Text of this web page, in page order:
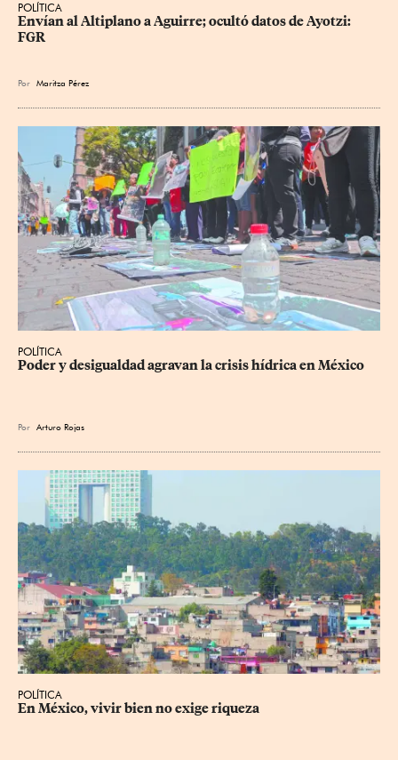
POLÍTICA
Envían al Altiplano a Aguirre; ocultó datos de Ayotzi:
FGR
Por Maritza Pérez
POLÍTICA
Poder y desigualdad agravan la crisis hídrica en México
Por Arturo Rojas
POLÍTICA
En México, vivir bien no exige riqueza